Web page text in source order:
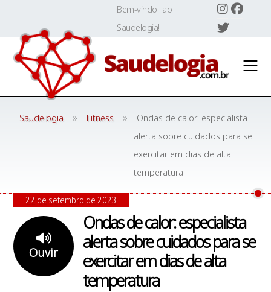
content
Bem-vindo ao
Saudelogia!
Saudelogia » Fitness »
Ondas de calor: especialista
alerta sobre cuidados para se
exercitar em dias de alta
temperatura
Ondas de calor: especialista
alerta sobre cuidados para se
exercitar em dias de alta
temperatura
Ouvir
22 de setembro de 2023